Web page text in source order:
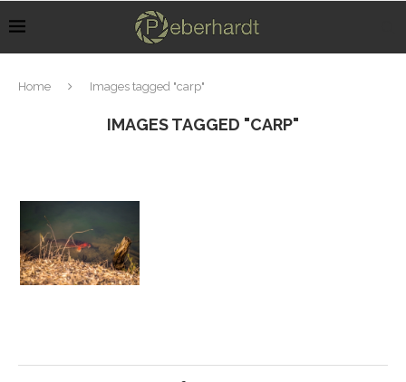
Home Images tagged "carp"
IMAGES TAGGED "CARP"